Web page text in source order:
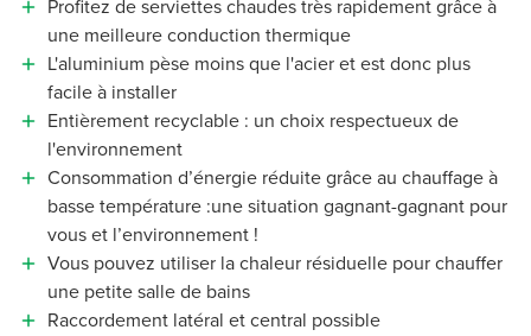
Profitez de serviettes chaudes très rapidement grâce à
une meilleure conduction thermique
L'aluminium pèse moins que l'acier et est donc plus
facile à installer
Entièrement recyclable : un choix respectueux de
l'environnement
Consommation d’énergie réduite grâce au chauffage à
basse température :une situation gagnant-gagnant pour
vous et l’environnement !
Vous pouvez utiliser la chaleur résiduelle pour chauffer
une petite salle de bains
Raccordement latéral et central possible